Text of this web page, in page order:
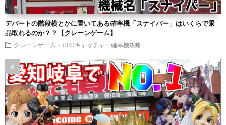
デパートの階段横とかに置いてある確率機「スナイパー」はいくらで景
品取れるのか？？【クレーンゲーム】
クレーンゲーム・UFOキャッチャー確率機攻略